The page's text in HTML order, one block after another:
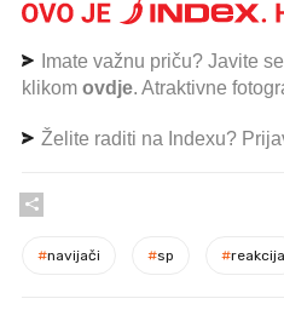
Imate važnu priču? Javite
klikom ovdje. Atraktivne
Želite raditi na Indexu?
#navijači #sp #reakcija